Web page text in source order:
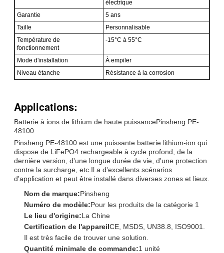
électrique
Garantie
5 ans
Taille
Personnalisable
Température de
fonctionnement
-15°C à 55°C
Mode d'installation
À empiler
Niveau étanche
Résistance à la corrosion
Applications:
Batterie à ions de lithium de haute puissancePinsheng PE-
48100
Pinsheng PE-48100 est une puissante batterie lithium-ion qui
dispose de LiFePO4 rechargeable à cycle profond, de la
dernière version, d'une longue durée de vie, d'une protection
contre la surcharge, etc.Il a d'excellents scénarios
d'application et peut être installé dans diverses zones et lieux.
Nom de marque:Pinsheng
Numéro de modèle:Pour les produits de la catégorie 1
Le lieu d'origine:La Chine
Certification de l'appareilCE, MSDS, UN38.8, ISO9001.
Il est très facile de trouver une solution.
Quantité minimale de commande:1 unité